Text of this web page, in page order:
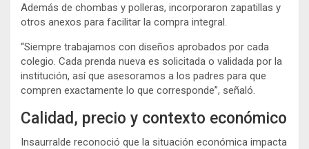
Además de chombas y polleras, incorporaron zapatillas y
otros anexos para facilitar la compra integral.
“Siempre trabajamos con diseños aprobados por cada
colegio. Cada prenda nueva es solicitada o validada por la
institución, así que asesoramos a los padres para que
compren exactamente lo que corresponde”, señaló.
Calidad, precio y contexto económico
Insaurralde reconoció que la situación económica impacta